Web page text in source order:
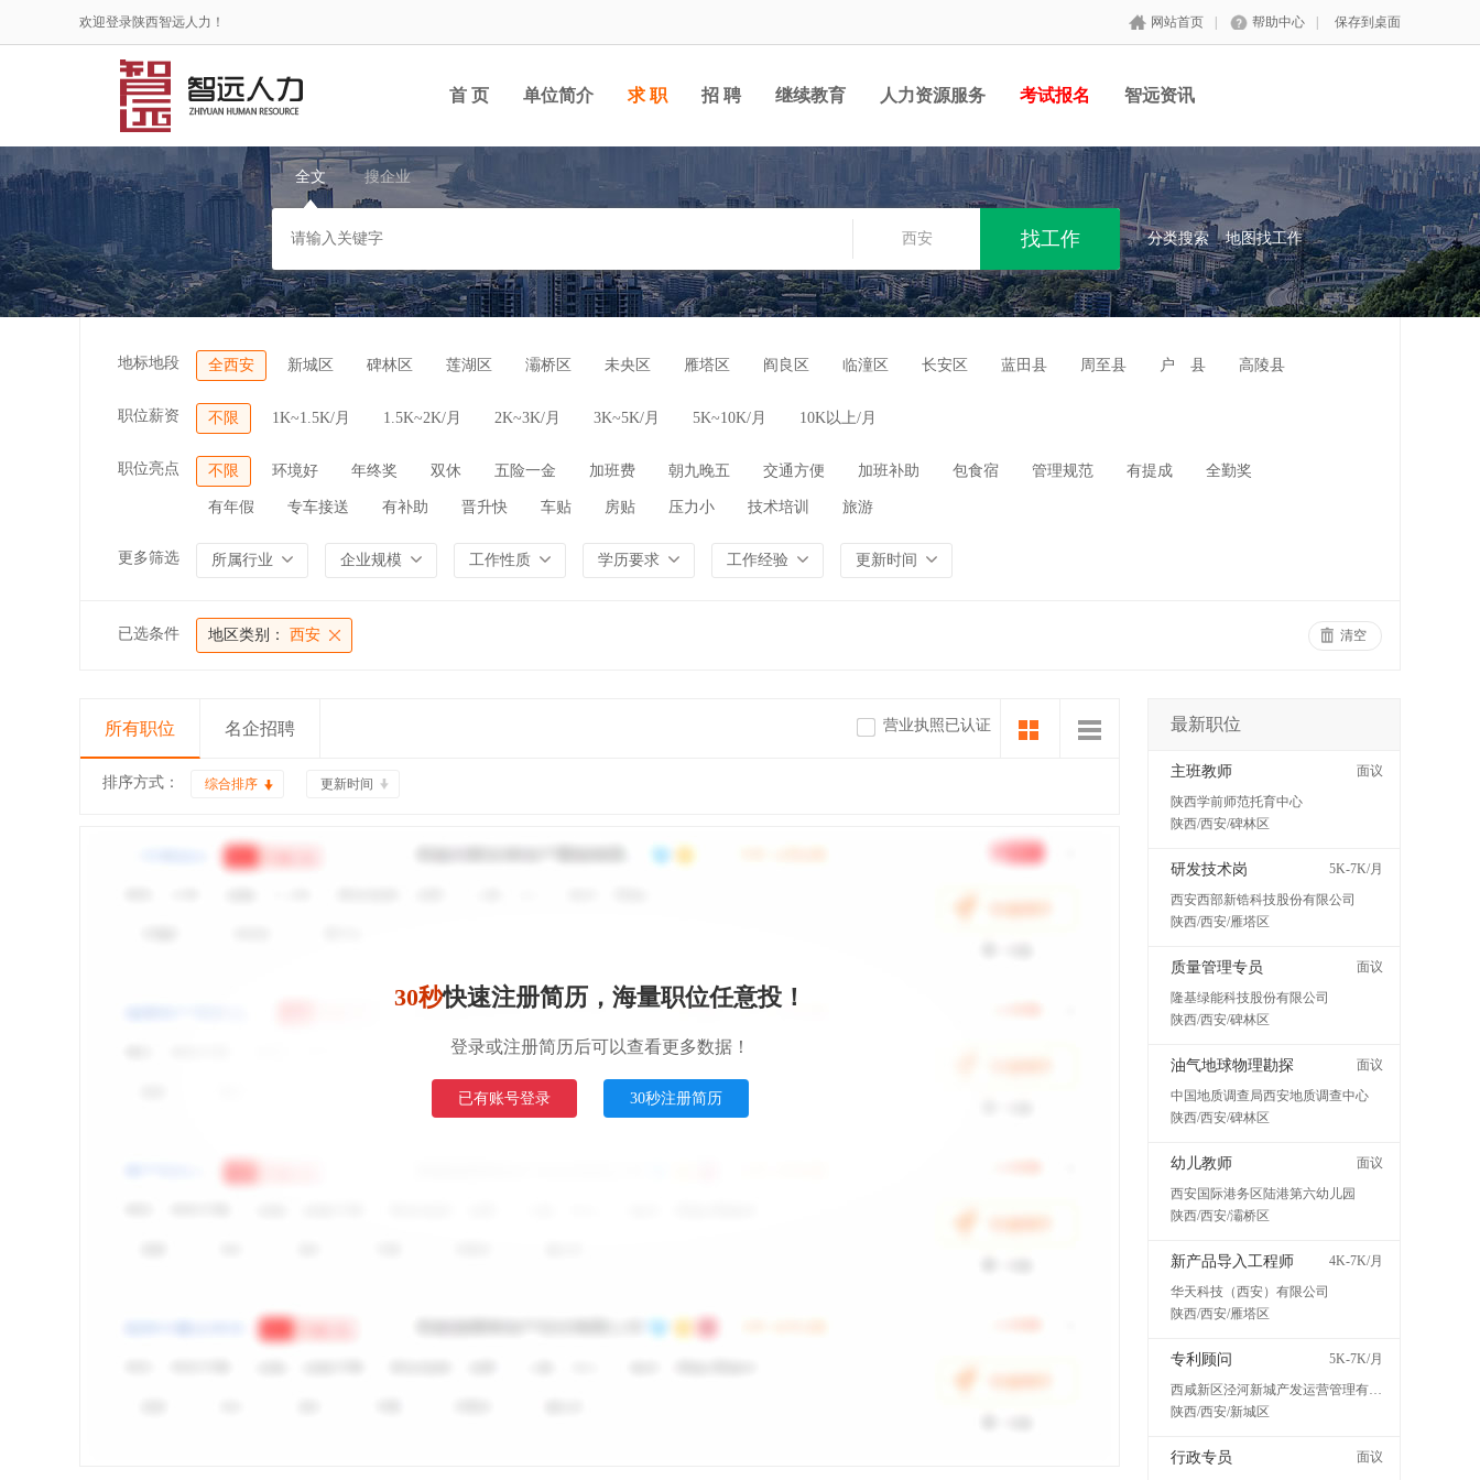
欢迎登录陕西智远人力！ 网站首页 帮助中心 保存到桌面
首 页 单位简介 求 职 招 聘 继续教育 人力资源服务 考试报名 智远资讯
全文 搜企业
西安 分类搜索 地图找工作
地标地段 全西安 新城区 碑林区 莲湖区 灞桥区 未央区 雁塔区 阎良区 临潼区 长安区 蓝田县 周至县 户 县 高陵县
职位薪资 不限 1K~1.5K/月 1.5K~2K/月 2K~3K/月 3K~5K/月 5K~10K/月 10K以上/月
职位亮点 不限 环境好 年终奖 双休 五险一金 加班费 朝九晚五 交通方便 加班补助 包食宿 管理规范 有提成 全勤奖
有年假 专车接送 有补助 晋升快 车贴 房贴 压力小 技术培训 旅游
更多筛选 所属行业 企业规模 工作性质 学历要求 工作经验 更新时间
已选条件 地区类别： 西安 清空
所有职位 名企招聘 营业执照已认证
排序方式： 综合排序 更新时间
30秒快速注册简历，海量职位任意投！
登录或注册简历后可以查看更多数据！
已有账号登录 30秒注册简历
最新职位
主班教师
面议
陕西学前师范托育中心
陕西/西安/碑林区
研发技术岗
5K-7K/月
西安西部新锆科技股份有限公司
陕西/西安/雁塔区
质量管理专员
面议
隆基绿能科技股份有限公司
陕西/西安/碑林区
油气地球物理勘探
面议
中国地质调查局西安地质调查中心
陕西/西安/碑林区
幼儿教师
面议
西安国际港务区陆港第六幼儿园
陕西/西安/灞桥区
新产品导入工程师
4K-7K/月
华天科技（西安）有限公司
陕西/西安/雁塔区
专利顾问
5K-7K/月
西咸新区泾河新城产发运营管理有限公司
陕西/西安/新城区
行政专员 面议